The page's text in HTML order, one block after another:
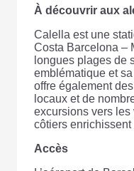
À découvrir aux
Calella est une
Costa Barcelona –
longues plages de
emblématique et
offre également
locaux et de
excursions vers
côtiers enrichissent
Accès